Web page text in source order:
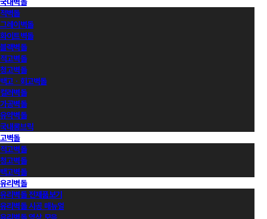
적벽돌
그레이벽돌
화이트벽돌
블랙벽돌
적고벽돌
청고벽돌
백고ㆍ회고벽돌
컬러벽돌
가공벽돌
유약벽돌
국내롱브릭
고벽돌
적고벽돌
청고벽돌
백고벽돌
유리벽돌
유리벽돌 전제품보기
유리벽돌 시공 매뉴얼